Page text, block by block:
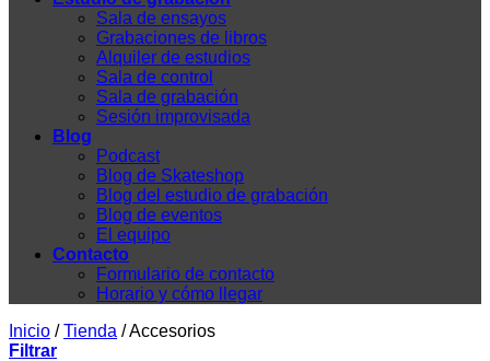
Sala de ensayos
Grabaciones de libros
Alquiler de estudios
Sala de control
Sala de grabación
Sesión improvisada
Blog
Podcast
Blog de Skateshop
Blog del estudio de grabación
Blog de eventos
El equipo
Contacto
Formulario de contacto
Horario y cómo llegar
Inicio / Tienda /Accesorios
Filtrar